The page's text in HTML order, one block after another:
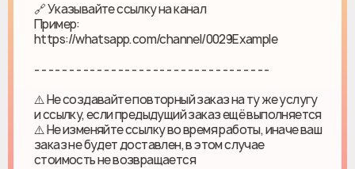
🔗 Указывайте ссылку на канал
Пример:
https://whatsapp.com/channel/0029Example
- - - - - - - - - - - - - - - - - - - - - - - - - - - - - - - - - -
⚠️ Не создавайте повторный заказ на ту же услугу
и ссылку, если предыдущий заказ ещё выполняется
⚠️ Не изменяйте ссылку во время работы, иначе ваш
заказ не будет доставлен, в этом случае
стоимость не возвращается